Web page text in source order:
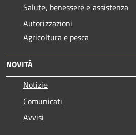
Salute, benessere e assistenza
Autorizzazioni
Agricoltura e pesca
NOVITÀ
Notizie
Comunicati
Avvisi